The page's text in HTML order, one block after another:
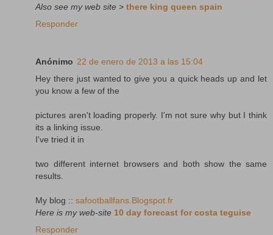
Also see my web site > there king queen spain
Responder
Anónimo 22 de enero de 2013 a las 15:04
Hey there just wanted to give you a quick heads up and let
you know a few of the
pictures aren't loading properly. I'm not sure why but I think
its a linking issue.
I've tried it in
two different internet browsers and both show the same
results.
My blog :: safootballfans.Blogspot.fr
Here is my web-site 10 day forecast for costa teguise
Responder